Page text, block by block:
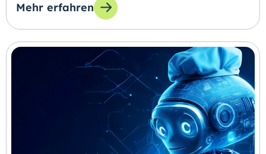
Mehr erfahren
zum Thema: Wissensabfrage via Chatbot